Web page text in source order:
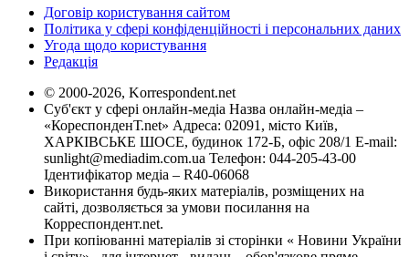
Договір користування сайтом
Політика у сфері конфіденційності і персональних даних
Угода щодо користування
Редакція
© 2000-2026, Korrespondent.net
Суб'єкт у сфері онлайн-медіа Назва онлайн-медіа –
«КореспонденТ.net» Адреса: 02091, місто Київ,
ХАРКІВСЬКЕ ШОСЕ, будинок 172-Б, офіс 208/1 E-mail:
sunlight@mediadim.com.ua Телефон: 044-205-43-00
Ідентифікатор медіа – R40-06068
Використання будь-яких матеріалів, розміщених на
сайті, дозволяється за умови посилання на
Корреспондент.net.
При копіюванні матеріалів зі сторінки « Новини України